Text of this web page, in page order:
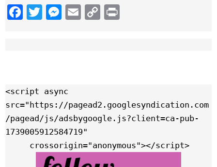
Facebook
TwitterMessenger
EmailCopy
<script async
src="https://pagead2.googlesyndication.com
/pagead/js/adsbygoogle.js?client=ca-pub-
1739005912584719"
     crossorigin="anonymous"></script>